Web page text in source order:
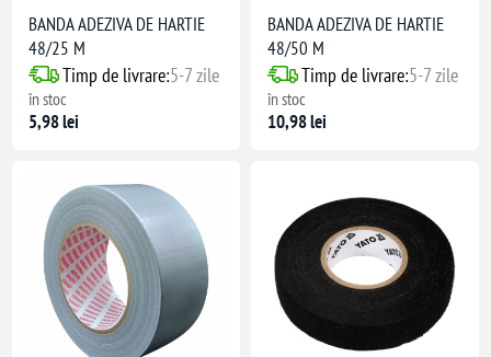
BANDA ADEZIVA DE HARTIE
48/25 M
Timp de livrare:5-7 zile
în stoc
5,98 lei
BANDA ADEZIVA DE HARTIE
48/50 M
Timp de livrare:5-7 zile
în stoc
10,98 lei